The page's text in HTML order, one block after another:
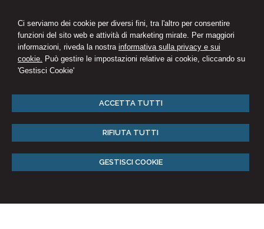
Ci serviamo dei cookie per diversi fini, tra l'altro per consentire
funzioni del sito web e attività di marketing mirate. Per maggiori
informazioni, riveda la nostra informativa sulla privacy e sui
cookie. Può gestire le impostazioni relative ai cookie, cliccando su
'Gestisci Cookie'
ACCETTA TUTTI
RIFIUTA TUTTI
GESTISCI COOKIE